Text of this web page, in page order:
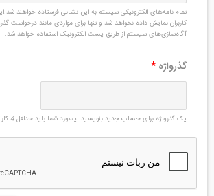
تمام نامه‌های الکترونیکی سیستم به این نشانی فرستاده خواهند
کاربران نمایش داده نخواهد شد و تنها برای مواردی مانند درخواست
آگاه‌سازی‌های سیستم از طریق پست الکترونیک استفاده خواهد شد.
گذرواژه *
یک گذرواژه برای حساب جدید بنویسید. پسورد شما باید حداقل4